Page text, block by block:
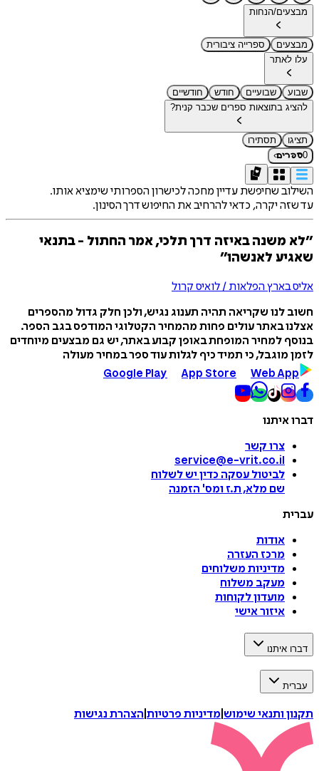
מבצעים/הנחות
מבצעים
ספרייה ציבורית
עלו לאתר
שבוע שבועיים חודש
חודשיים
להציג בתוצאות ספרים שכבר קנית?
תציגו
תסתירו
0ספרים›
השילוב שחיפשת עדיין מחכה לכישרון הספרותי שימציא אותו.
עד שזה יקרה, כדאי להרחיב את החיפוש דרך הסינון.
״לא משנה באיזה דרך תלכי, אמר החתול - בתנאי
שאגיע לאנשהו״
אליס בארץ הפלאות / לואיס קרול
חשוב לנו שקריאה תהיה תענוג נגיש, ולכן חלק גדול מהספרים
אצלנו באתר עולים פחות מהמחיר הקטלוגי המודפס בגב הספר.
בנוסף למחיר המופחת באופן קבוע באתר, יש גם מבצעים מיוחדים
לזמן מוגבל, כי תמיד כיף לגלות עוד ספר במחיר מעולה
Google Play
App Store Web App
דברו איתנו
צרו קשר
service@e-vrit.co.il
לביטול עסקה כדין יש לשלוח
שם מלא, ת.ז ומס' הזמנה
עברית
אודות
מרכז העזרה
מדיניות משלוחים
מעקב משלוח
מועדון לקוחות
איזור אישי
דברו איתנו
עברית
תקנון ותנאי שימוש מדיניות פרטיות הצהרת נגישות